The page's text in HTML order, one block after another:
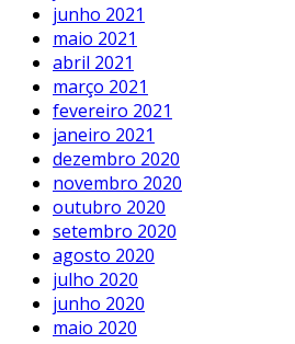
junho 2021
maio 2021
abril 2021
março 2021
fevereiro 2021
janeiro 2021
dezembro 2020
novembro 2020
outubro 2020
setembro 2020
agosto 2020
julho 2020
junho 2020
maio 2020